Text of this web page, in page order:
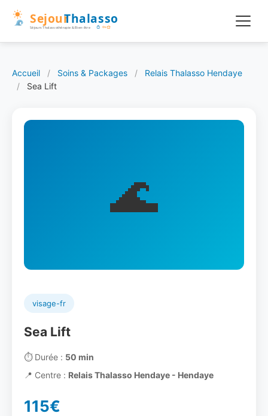
Accueil / Soins & Packages /
Relais Thalasso Hendaye
/
Sea Lift
🌊
visage-fr
Sea Lift
⏱️Durée : 50 min
📍 Centre : Relais Thalasso Hendaye - Hendaye
115€